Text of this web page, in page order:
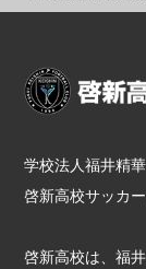
学校法人福井精
啓新高校サッカ
啓新高校は、福